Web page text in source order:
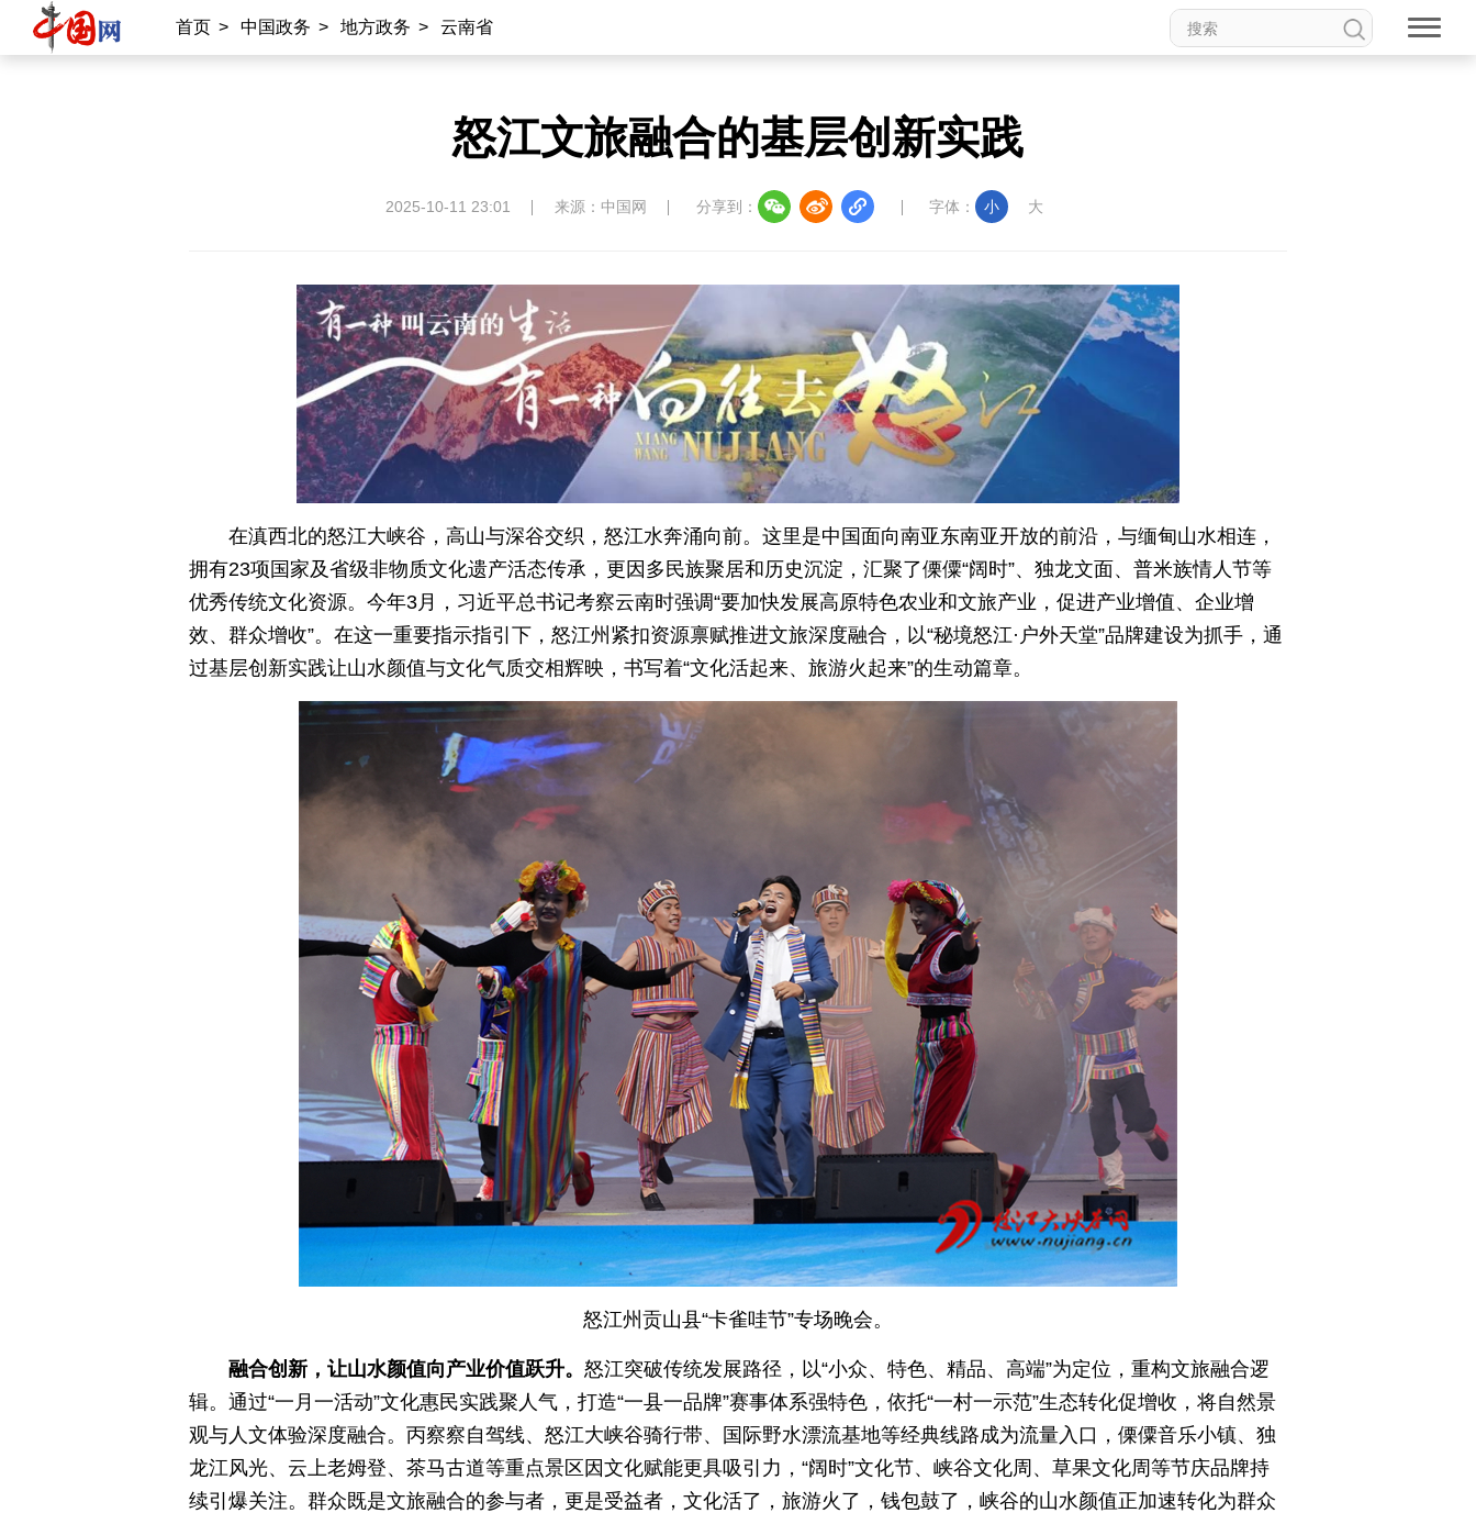
首页 > 中国政务 > 地方政务 > 云南省
怒江文旅融合的基层创新实践
2025-10-11 23:01 来源：中国网 分享到： 字体： 小 大
在滇西北的怒江大峡谷，高山与深谷交织，怒江水奔涌向前。这里是中国面向南亚东南亚开放的前沿，与缅甸山水相连，
拥有23项国家及省级非物质文化遗产活态传承，更因多民族聚居和历史沉淀，汇聚了傈僳“阔时”、独龙文面、普米族情人节等
优秀传统文化资源。今年3月，习近平总书记考察云南时强调“要加快发展高原特色农业和文旅产业，促进产业增值、企业增
效、群众增收”。在这一重要指示指引下，怒江州紧扣资源禀赋推进文旅深度融合，以“秘境怒江·户外天堂”品牌建设为抓手，通
过基层创新实践让山水颜值与文化气质交相辉映，书写着“文化活起来、旅游火起来”的生动篇章。
怒江州贡山县“卡雀哇节”专场晚会。
融合创新，让山水颜值向产业价值跃升。 怒江突破传统发展路径，以“小众、特色、精品、高端”为定位，重构文旅融合逻
辑。通过“一月一活动”文化惠民实践聚人气，打造“一县一品牌”赛事体系强特色，依托“一村一示范”生态转化促增收，将自然景
观与人文体验深度融合。丙察察自驾线、怒江大峡谷骑行带、国际野水漂流基地等经典线路成为流量入口，傈僳音乐小镇、独
龙江风光、云上老姆登、茶马古道等重点景区因文化赋能更具吸引力，“阔时”文化节、峡谷文化周、草果文化周等节庆品牌持
续引爆关注。群众既是文旅融合的参与者，更是受益者，文化活了，旅游火了，钱包鼓了，峡谷的山水颜值正加速转化为群众